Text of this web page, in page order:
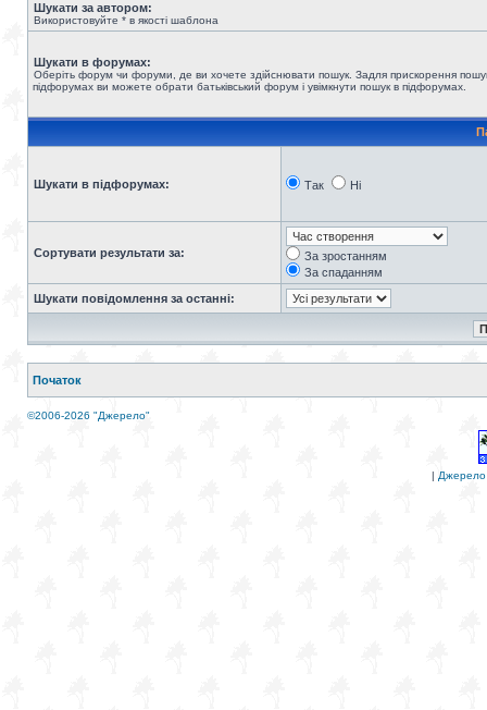
Шукати за автором:
Використовуйте * в якості шаблона
Шукати в форумах:
Оберіть форум чи форуми, де ви хочете здійснювати пошук. Задля прискорення
підфорумах ви можете обрати батьківський форум і увімкнути пошук в підфорумах.
Шукати в підфорумах: Так Ні
Сортувати результати за:
За зростанням
За спаданням
Шукати повідомлення за останні:
Початок
©2006-2026 "Джерело"
| Джерело